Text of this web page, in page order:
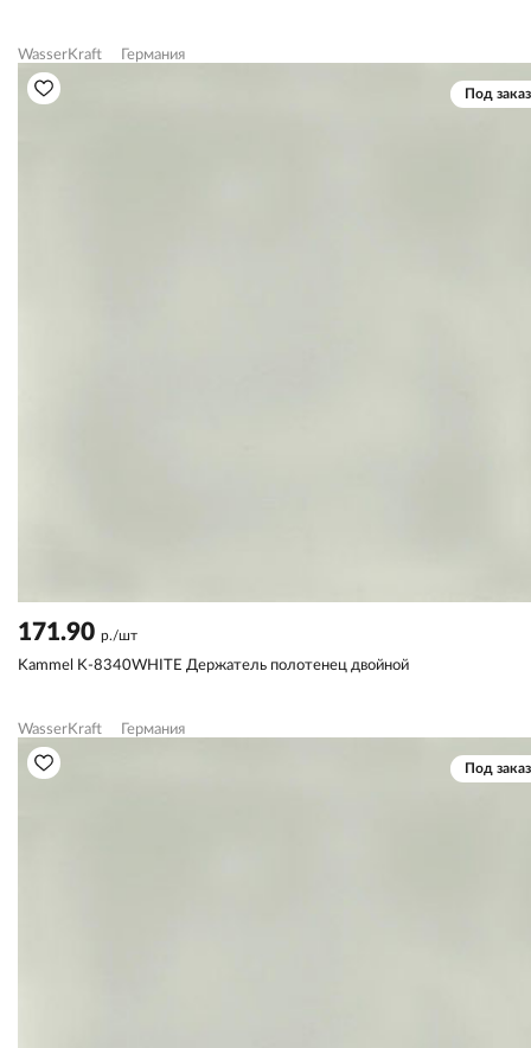
WasserKraft Германия
Под заказ
171.90 р./шт
Kammel K-8340WHITE Держатель полотенец двойной
WasserKraft Германия
Под заказ